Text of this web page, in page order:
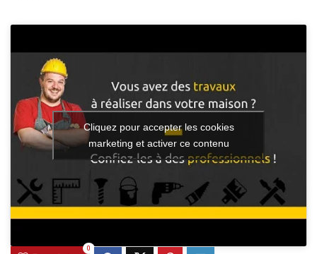
Cliquez pour accepter les cookies
marketing et activer ce contenu
0